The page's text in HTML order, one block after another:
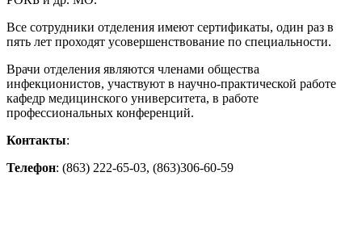
Все сотрудники отделения имеют сертификаты, один раз в
пять лет проходят усовершенствование по специальности.
Врачи отделения являются членами общества
инфекционистов, участвуют в научно-практической работе
кафедр медицинского университета, в работе
профессиональных конференций.
Контакты:
Телефон: (863) 222-65-03, (863)306-60-59